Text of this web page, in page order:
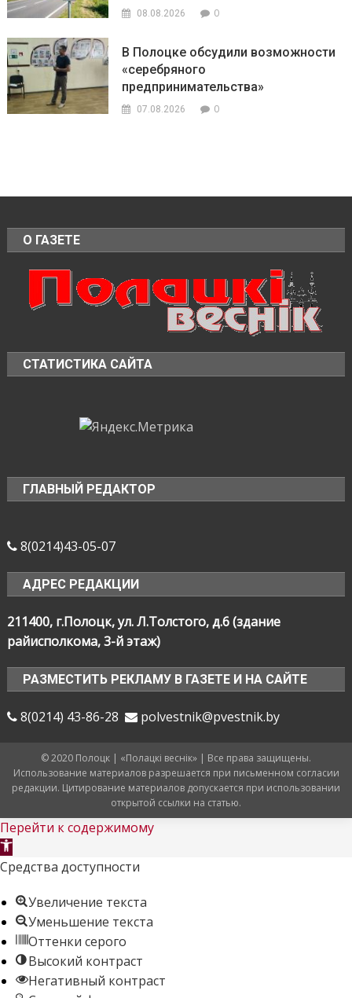
08.08.2026 0
В Полоцке обсудили возможности
«серебряного
предпринимательства»
07.08.2026 0
О ГАЗЕТЕ
СТАТИСТИКА САЙТА
ГЛАВНЫЙ РЕДАКТОР
8(0214)43-05-07
АДРЕС РЕДАКЦИИ
211400, г.Полоцк, ул. Л.Толстого, д.6 (здание
райисполкома, 3-й этаж)
РАЗМЕСТИТЬ РЕКЛАМУ В ГАЗЕТЕ И НА САЙТЕ
8(0214) 43-86-28 polvestnik@pvestnik.by
© 2020 Полоцк | «Полацкі веснік» | Все права защищены.
Использование материалов разрешается при письменном согласии
редакции. Цитирование материалов допускается при использовании
открытой ссылки на статью.
Перейти к содержимому
Открыть
панель
Средства доступности
Увеличение текста
Уменьшение текста
Оттенки серого
Высокий контраст
Негативный контраст